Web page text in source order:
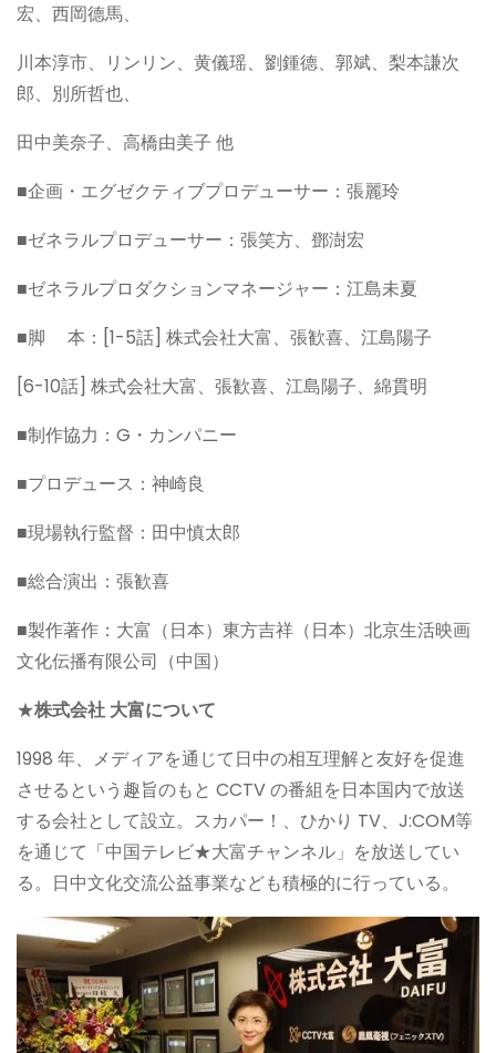
宏、西岡德馬、
川本淳市、リンリン、黄儀瑶、劉鍾德、郭斌、梨本謙次
郎、別所哲也、
田中美奈子、高橋由美子 他
■企画・エグゼクティブプロデューサー：張麗玲
■ゼネラルプロデューサー：張笑方、鄧澍宏
■ゼネラルプロダクションマネージャー：江島未夏
■脚 本：[1-5話] 株式会社大富、張歓喜、江島陽子
[6-10話] 株式会社大富、張歓喜、江島陽子、綿貫明
■制作協力：G・カンパニー
■プロデュース：神崎良
■現場執行監督：田中慎太郎
■総合演出：張歓喜
■製作著作：大富（日本）東方吉祥（日本）北京生活映画
文化伝播有限公司（中国）
★株式会社 大富について
1998 年、メディアを通じて日中の相互理解と友好を促進
させるという趣旨のもと CCTV の番組を日本国内で放送
する会社として設立。スカパー！、ひかり TV、J:COM等
を通じて「中国テレビ★大富チャンネル」を放送してい
る。日中文化交流公益事業なども積極的に行っている。